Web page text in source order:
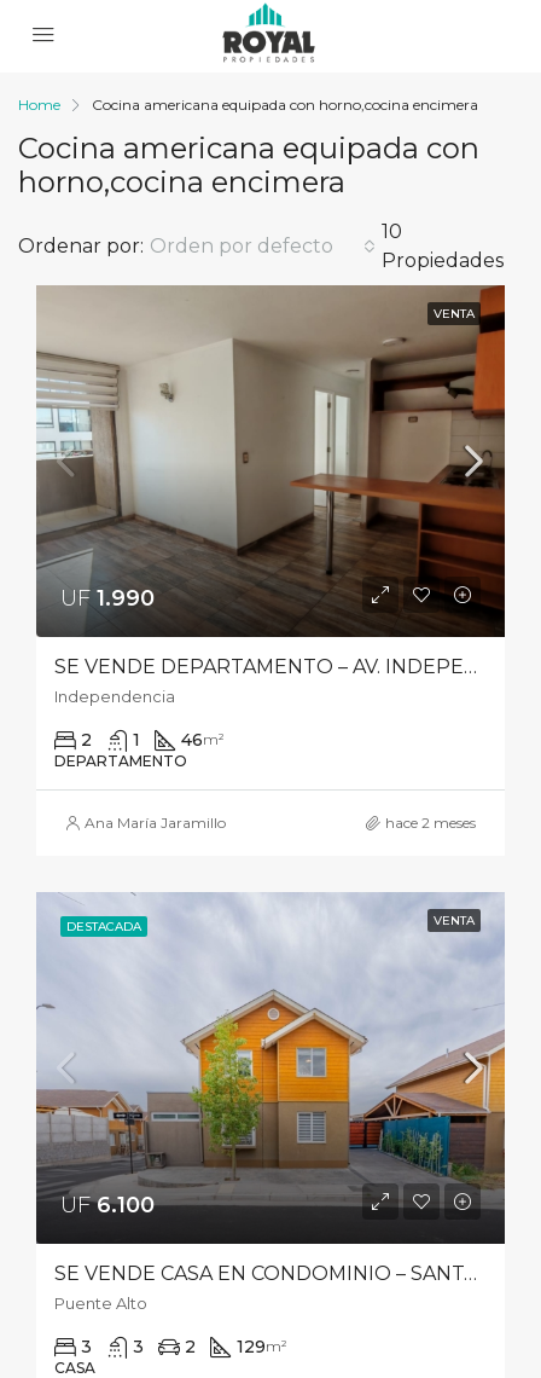
Home Cocina americana equipada con horno,cocina encimera
Cocina americana equipada con
horno,cocina encimera
10
Propiedades
Ordenar por: Orden por defecto
VENTA
UF 1.990‎
SE VENDE DEPARTAMENTO – AV. INDEPENDENCIA 801, INDEPENDENCIA
Independencia
2 1 46m²
DEPARTAMENTO
Ana María Jaramillo hace 2 meses
DESTACADA VENTA
UF6.100‎
SE VENDE CASA EN CONDOMINIO – SANTA ISABEL NORTE 7310, MIRADOR VIZCACHAS, PUENTE ALTO
Puente Alto
3 3 2 129m²
CASA